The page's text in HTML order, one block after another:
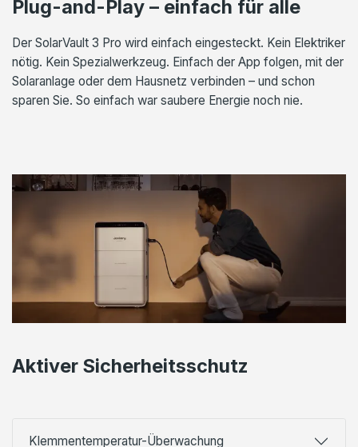
Plug-and-Play – einfach für alle
Der SolarVault 3 Pro wird einfach eingesteckt. Kein Elektriker
nötig. Kein Spezialwerkzeug. Einfach der App folgen, mit der
Solaranlage oder dem Hausnetz verbinden – und schon
sparen Sie. So einfach war saubere Energie noch nie.
Aktiver Sicherheitsschutz
Klemmentemperatur-Überwachung